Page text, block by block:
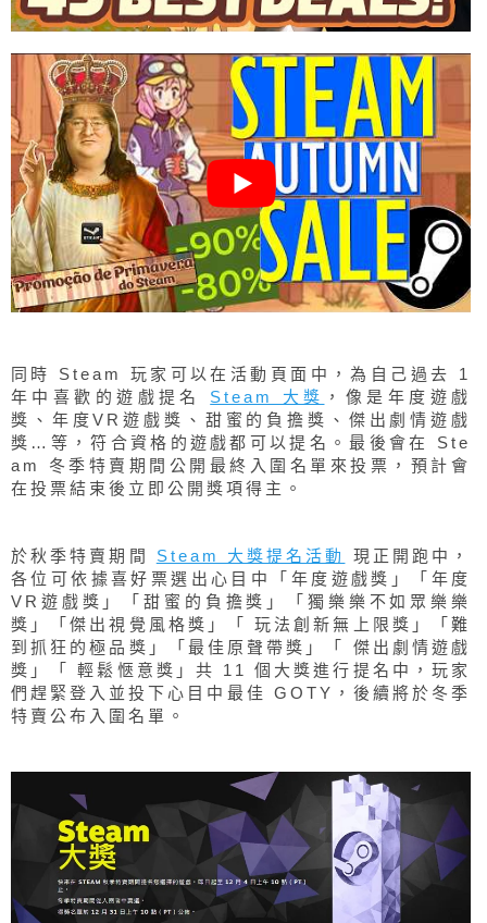
同時 Steam 玩家可以在活動頁面中，為自己過去 1
年中喜歡的遊戲提名 Steam 大獎 ，像是年度遊戲
獎、年度VR遊戲獎、甜蜜的負擔獎、傑出劇情遊戲
獎…等，符合資格的遊戲都可以提名。最後會在 Ste
am 冬季特賣期間公開最終入圍名單來投票，預計會
在投票結束後立即公開獎項得主。
於秋季特賣期間 Steam 大獎提名活動
現正開跑中，
各位可依據喜好票選出心目中「年度遊戲獎」「年度
VR遊戲獎」「甜蜜的負擔獎」「獨樂樂不如眾樂樂
獎」「傑出視覺風格獎」「 玩法創新無上限獎」「難
到抓狂的極品獎」「最佳原聲帶獎」「 傑出劇情遊戲
獎」「 輕鬆愜意獎」共 11 個大獎進行提名中，玩家
們趕緊登入並投下心目中最佳 GOTY，後續將於冬季
特賣公布入圍名單。